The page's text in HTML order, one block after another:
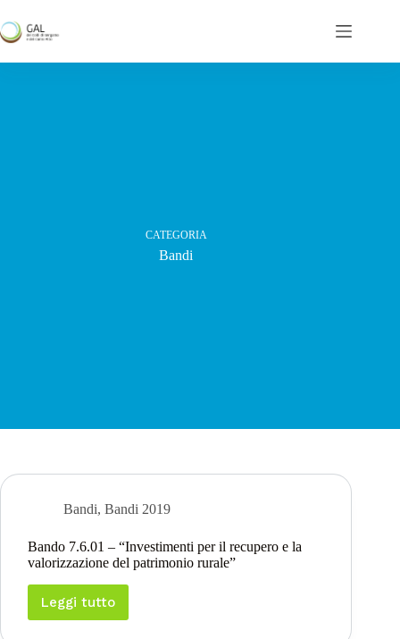
al
contenuto
CATEGORIA
Bandi
Bandi, Bandi 2019
Bando 7.6.01 – “Investimenti per il recupero e la
valorizzazione del patrimonio rurale”
Leggi tutto
Bando
7.6.01